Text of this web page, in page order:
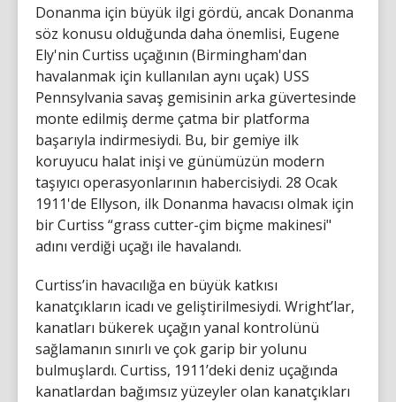
Donanma için büyük ilgi gördü, ancak Donanma
söz konusu olduğunda daha önemlisi, Eugene
Ely'nin Curtiss uçağının (Birmingham'dan
havalanmak için kullanılan aynı uçak) USS
Pennsylvania savaş gemisinin arka güvertesinde
monte edilmiş derme çatma bir platforma
başarıyla indirmesiydi. Bu, bir gemiye ilk
koruyucu halat inişi ve günümüzün modern
taşıyıcı operasyonlarının habercisiydi. 28 Ocak
1911'de Ellyson, ilk Donanma havacısı olmak için
bir Curtiss “grass cutter-çim biçme makinesi"
adını verdiği uçağı ile havalandı.
Curtiss’in havacılığa en büyük katkısı
kanatçıkların icadı ve geliştirilmesiydi. Wright’lar,
kanatları bükerek uçağın yanal kontrolünü
sağlamanın sınırlı ve çok garip bir yolunu
bulmuşlardı. Curtiss, 1911’deki deniz uçağında
kanatlardan bağımsız yüzeyler olan kanatçıkları